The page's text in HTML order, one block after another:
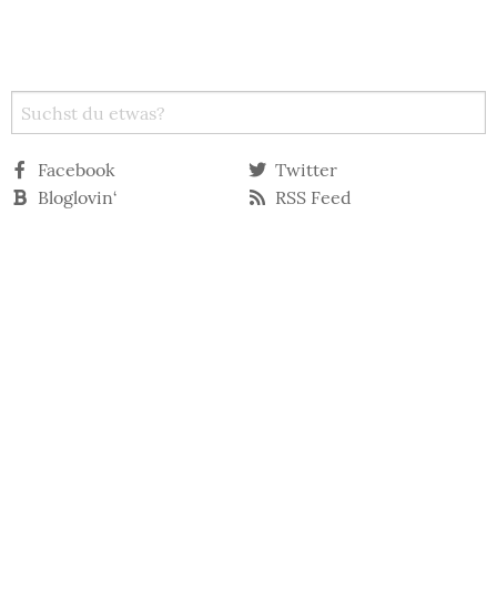
Facebook
Twitter
Bloglovin‘
RSS Feed